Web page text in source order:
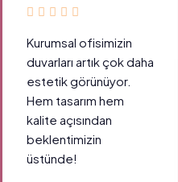
Kurumsal ofisimizin
duvarları artık çok daha
estetik görünüyor.
Hem tasarım hem
kalite açısından
beklentimizin
üstünde!